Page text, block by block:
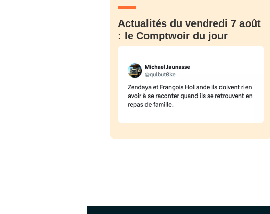
Actualités du vendredi 7 août
: le Comptwoir du jour